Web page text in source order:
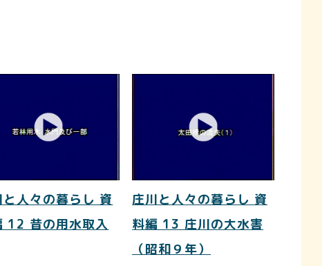
と人々の暮らし 資
12 昔の用水取入
庄川と人々の暮らし 資
料編 13 庄川の大水害
（昭和９年）